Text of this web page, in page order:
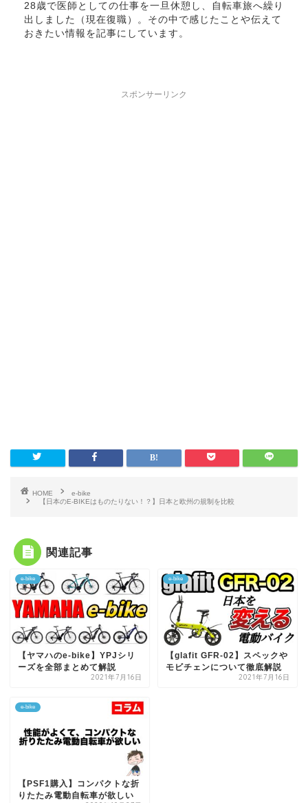
28歳で医師としての仕事を一旦休憩し、自転車旅へ繰り
出しました（現在復職）。その中で感じたことや伝えて
おきたい情報を記事にしています。
スポンサーリンク
HOME
e-bike
【日本のE-BIKEはものたりない！？】日本と欧州の規制を比較
関連記事
e-bike
【ヤマハのe-bike】YPJシリ
ーズを全部まとめて解説
2021年7月16日
e-bike
【glafit GFR-02】スペックや
モビチェンについて徹底解説
2021年7月16日
e-bike
【PSF1購入】コンパクトな折
りたたみ電動自転車が欲しい